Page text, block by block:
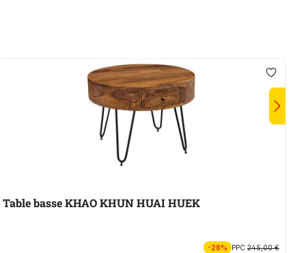
Table basse KHAO KHUN HUAI HUEK
-28% PPC 245,00 €